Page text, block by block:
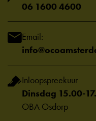
06 1600 4600
Email:
Inloopspreekuur
Dinsdag 15.00-
OBA Osdorp